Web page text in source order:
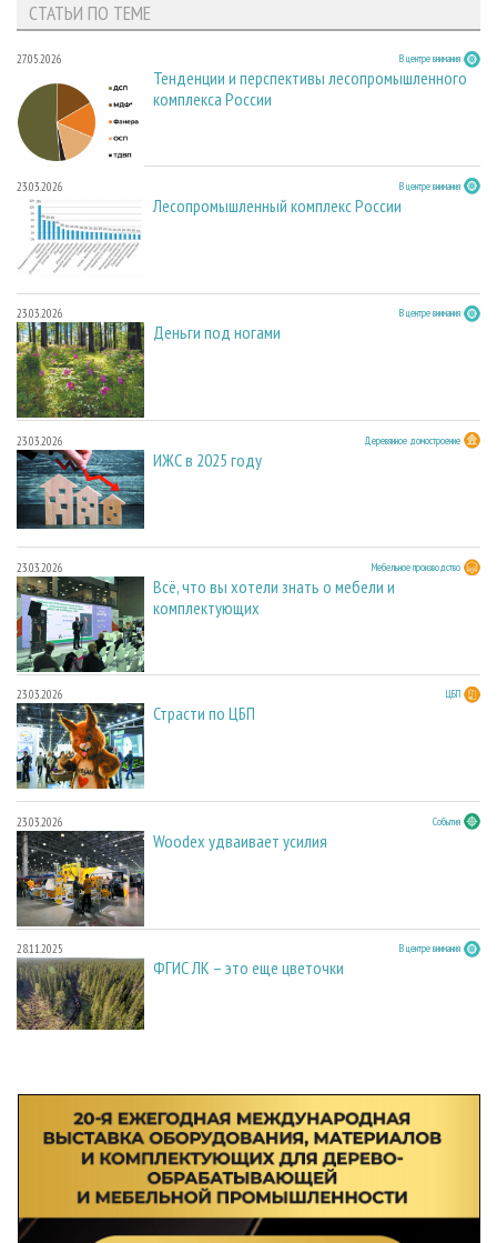
СТАТЬИ ПО ТЕМЕ
27.05.2026 В центре внимания
Тенденции и перспективы лесопромышленного
комплекса России
23.03.2026 В центре внимания
Лесопромышленный комплекс России
23.03.2026 В центре внимания
Деньги под ногами
23.03.2026 Деревянное домостроение
ИЖС в 2025 году
23.03.2026 Мебельное производство
Всё, что вы хотели знать о мебели и
комплектующих
23.03.2026 ЦБП
Страсти по ЦБП
23.03.2026 События
Woodex удваивает усилия
28.11.2025 В центре внимания
ФГИС ЛК – это еще цветочки